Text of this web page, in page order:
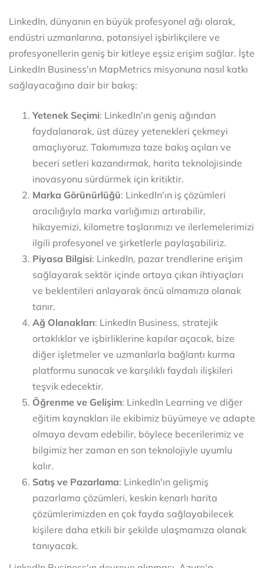
LinkedIn, dünyanın en büyük profesyonel ağı olarak,
endüstri uzmanlarına, potansiyel işbirlikçilere ve
profesyonellerin geniş bir kitleye eşsiz erişim sağlar. İşte
LinkedIn Business'ın MapMetrics misyonuna nasıl katkı
sağlayacağına dair bir bakış:
Yetenek Seçimi: LinkedIn'ın geniş ağından
faydalanarak, üst düzey yetenekleri çekmeyi
amaçlıyoruz. Takımımıza taze bakış açıları ve
beceri setleri kazandırmak, harita teknolojisinde
inovasyonu sürdürmek için kritiktir.
Marka Görünürlüğü: LinkedIn'ın iş çözümleri
aracılığıyla marka varlığımızı artırabilir,
hikayemizi, kilometre taşlarımızı ve ilerlemelerimizi
ilgili profesyonel ve şirketlerle paylaşabiliriz.
Piyasa Bilgisi: LinkedIn, pazar trendlerine erişim
sağlayarak sektör içinde ortaya çıkan ihtiyaçları
ve beklentileri anlayarak öncü olmamıza olanak
tanır.
Ağ Olanakları: LinkedIn Business, stratejik
ortaklıklar ve işbirliklerine kapılar açacak, bize
diğer işletmeler ve uzmanlarla bağlantı kurma
platformu sunacak ve karşılıklı faydalı ilişkileri
teşvik edecektir.
Öğrenme ve Gelişim: LinkedIn Learning ve diğer
eğitim kaynakları ile ekibimiz büyümeye ve adapte
olmaya devam edebilir, böylece becerilerimiz ve
bilgimiz her zaman en son teknolojiyle uyumlu
kalır.
Satış ve Pazarlama: LinkedIn'ın gelişmiş
pazarlama çözümleri, keskin kenarlı harita
çözümlerimizden en çok fayda sağlayabilecek
kişilere daha etkili bir şekilde ulaşmamıza olanak
tanıyacak.